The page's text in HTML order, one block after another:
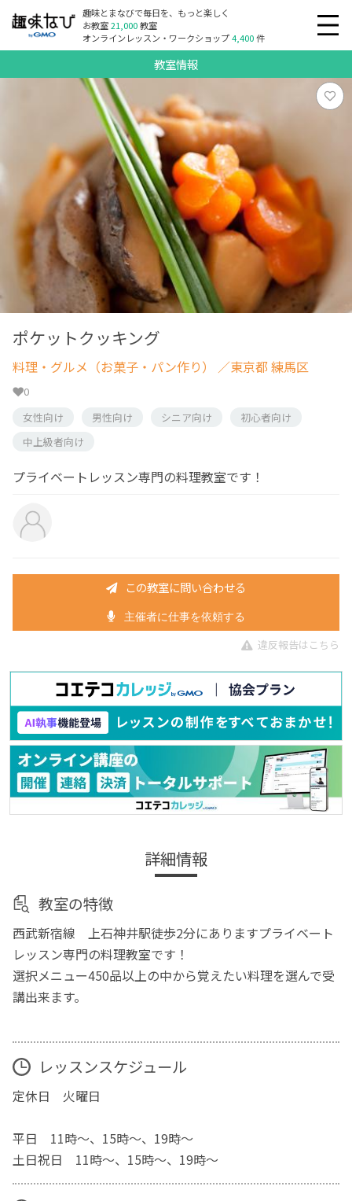
趣味とまなびで毎日を、もっと楽しく
お教室21,000教室
オンラインレッスン・ワークショップ4,400件
教室情報
ポケットクッキング
料理・グルメ（お菓子・パン作り） ／東京都 練馬区
0
女性向け
男性向け シニア向け
初心者向け
中上級者向け
プライベートレッスン専門の料理教室です！
この教室に問い合わせる
主催者に仕事を依頼する
違反報告はこちら
詳細情報
教室の特徴
西武新宿線 上石神井駅徒歩2分にありますプライベート
レッスン専門の料理教室です！
選択メニュー450品以上の中から覚えたい料理を選んで受
講出来ます。
レッスンスケジュール
定休日 火曜日
平日 11時～、15時～、19時～
土日祝日 11時～、15時～、19時～